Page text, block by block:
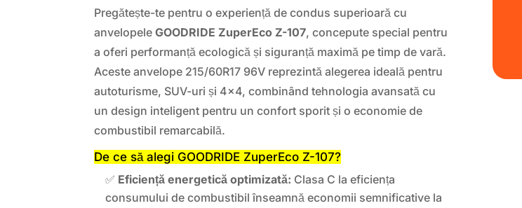
Pregătește-te pentru o experiență de condus superioară cu
anvelopeleGOODRIDE ZuperEco Z-107, concepute special pentru
a oferi performanță ecologică și siguranță maximă pe timp de vară.
Aceste anvelope 215/60R17 96V reprezintă alegerea ideală pentru
autoturisme, SUV-uri și 4×4, combinând tehnologia avansată cu
un design inteligent pentru un confort sporit și o economie de
combustibil remarcabilă.
De ce să alegi GOODRIDE ZuperEco Z-107?
✅ Eficiență energetică optimizată: Clasa C la eficiența
consumului de combustibil înseamnă economii semnificative la